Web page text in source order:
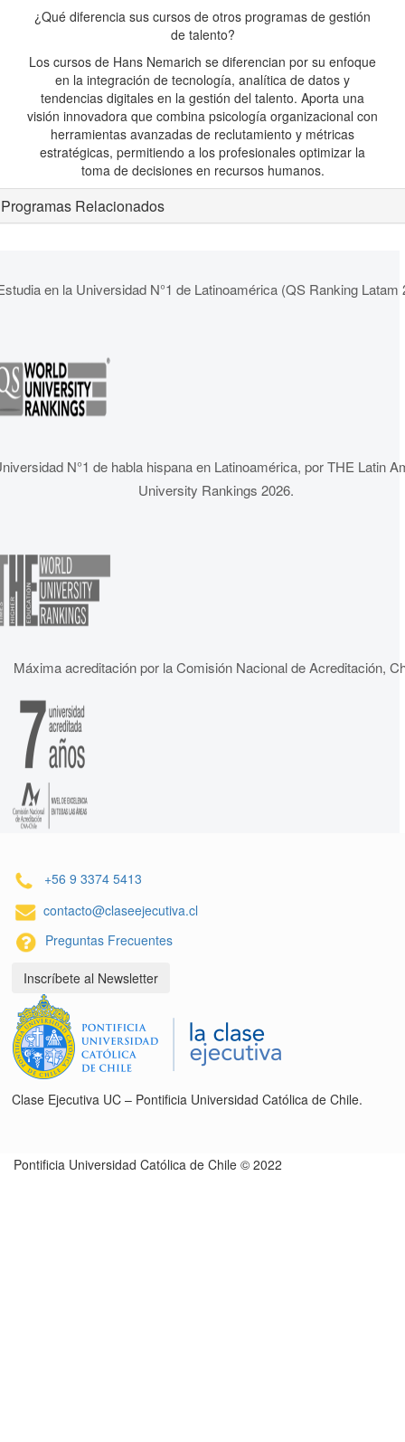
¿Qué diferencia sus cursos de otros programas de gestión
de talento?
Los cursos de Hans Nemarich se diferencian por su enfoque
en la integración de tecnología, analítica de datos y
tendencias digitales en la gestión del talento. Aporta una
visión innovadora que combina psicología organizacional con
herramientas avanzadas de reclutamiento y métricas
estratégicas, permitiendo a los profesionales optimizar la
toma de decisiones en recursos humanos.
Programas Relacionados
en la Universidad N°1 de Latinoamérica (QS Ranking Latam
N°1 de habla hispana en Latinoamérica, por THE Latin
University Rankings 2026.
Máxima acreditación por la Comisión Nacional de Acreditación,
+56 9 3374 5413
contacto@claseejecutiva.cl
Preguntas Frecuentes
Inscríbete al Newsletter
Clase Ejecutiva UC – Pontificia Universidad Católica de Chile.
Pontificia Universidad Católica de Chile © 2022